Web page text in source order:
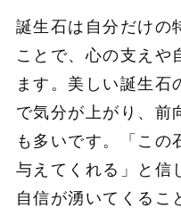
誕生石は自分だけの
ことで、心の支えや
ます。美しい誕生石
で気分が上がり、前
も多いです。「この
与えてくれる」と信
自信が湧いてくるこ